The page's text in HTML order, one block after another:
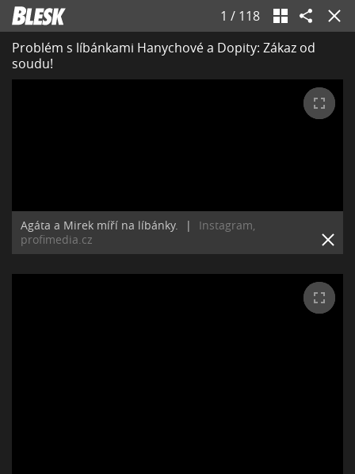
1 / 118
Problém s líbánkami Hanychové a Dopity: Zákaz od
soudu!
Agáta a Mirek míří na líbánky. |
Instagram,
profimedia.cz